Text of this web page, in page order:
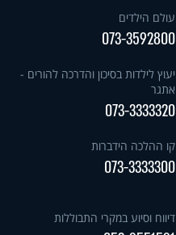
עולם הילדים
073-3592800
יעוץ לילדות בסיכון והדרכה להורים -
אתגר
073-3333320
קו ההלכה הידברות
073-3333300
דיווח וסיוע במקרי התבוללות